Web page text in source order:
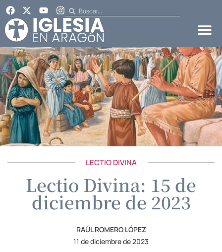
LECTIO DIVINA
Lectio Divina: 15 de
diciembre de 2023
RAÚL ROMERO LÓPEZ
11 de diciembre de 2023